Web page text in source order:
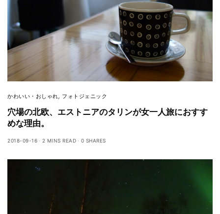
かわいい・おしゃれ, フォトジェニック
穴場の北欧、エストニアのタリンが女一人旅におすす
めな理由。
2018-09-16 2 MINS READ 0 SHARES